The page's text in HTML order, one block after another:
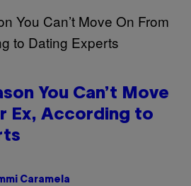
You Can’t Move
Ex, According to
Caramela